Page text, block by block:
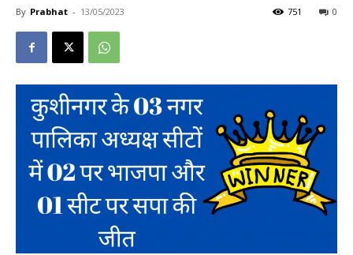
By Prabhat - 13/05/2023 0
751